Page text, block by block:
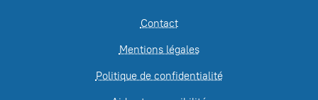
Contact
Mentions légales
Politique de confidentialité